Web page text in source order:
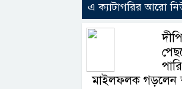
এ ক্যাটাগরির আরো
মাইলফলক গড়লেন